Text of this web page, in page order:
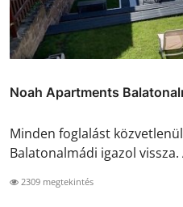
Noah Apartments
Minden foglalást
Balatonalmádi igazol vissza.
2309 megtekintés